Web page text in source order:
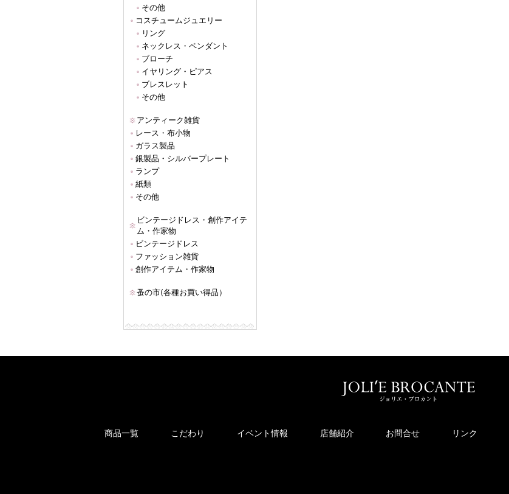
その他
コスチュームジュエリー
リング
ネックレス・ペンダント
ブローチ
イヤリング・ピアス
ブレスレット
その他
アンティーク雑貨
レース・布小物
ガラス製品
銀製品・シルバープレート
ランプ
紙類
その他
ビンテージドレス・創作アイテ
ム・作家物
ビンテージドレス
ファッション雑貨
創作アイテム・作家物
蚤の市(各種お買い得品）
商品一覧 こだわり イベント情報 店舗紹介 お問合せ リンク